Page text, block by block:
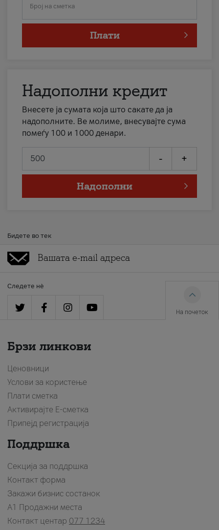
Број на сметка
Плати
Надополни кредит
Внесете ја сумата која што сакате да ја
надополните. Ве молиме, внесувајте сума
помеѓу 100 и 1000 денари.
- +
Надополни
Бидете во тек
Следете нè
На почеток
Брзи линкови
Ценовници
Услови за користење
Плати сметка
Активирајте Е-сметка
Припејд регистрација
Поддршка
Секција за поддршка
Контакт форма
Закажи бизнис состанок
A1 Продажни места
Контакт центар 077 1234